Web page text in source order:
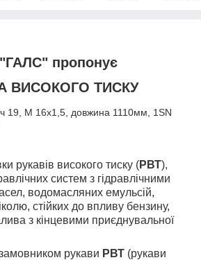
пропонує
ВИСОКОГО ТИСКУ
19, М 16х1,5, довжина 1110мм, 1SN
рукавів високого тиску (РВТ),
систем з гідравлічними
водомасляних емульсій,
стійких до впливу бензину,
з кінцевими приєднувальної
рукави РВТ (рукави